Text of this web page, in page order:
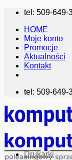
Przewiń
zawartości
tel: 509-649-
HOME
Moje konto
Promocje
Aktualności
Kontakt
tel: 509-649-
Drukarki